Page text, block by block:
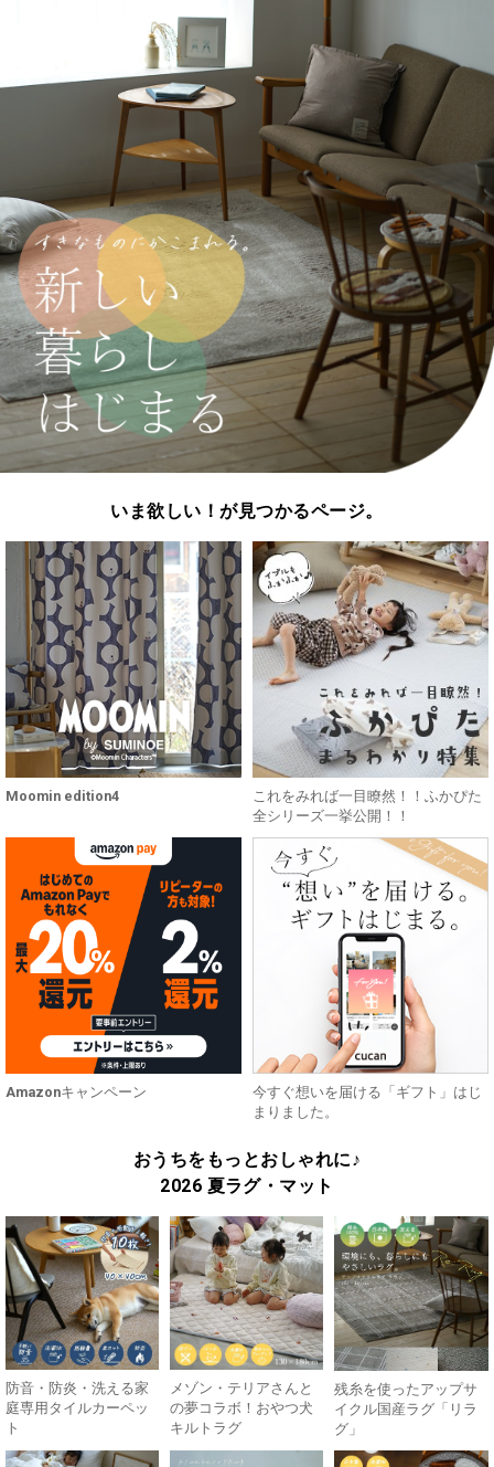
いま欲しい！が見つかるページ。
Moomin edition4
これをみれば一目瞭然！！ふかぴた
全シリーズ一挙公開！！
Amazonキャンペーン
今すぐ想いを届ける「ギフト」はじ
まりました。
おうちをもっとおしゃれに♪
2026 夏ラグ・マット
防音・防炎・洗える家
庭専用タイルカーペッ
ト
メゾン・テリアさんと
の夢コラボ！おやつ犬
キルトラグ
残糸を使ったアップサ
イクル国産ラグ「リラ
グ」